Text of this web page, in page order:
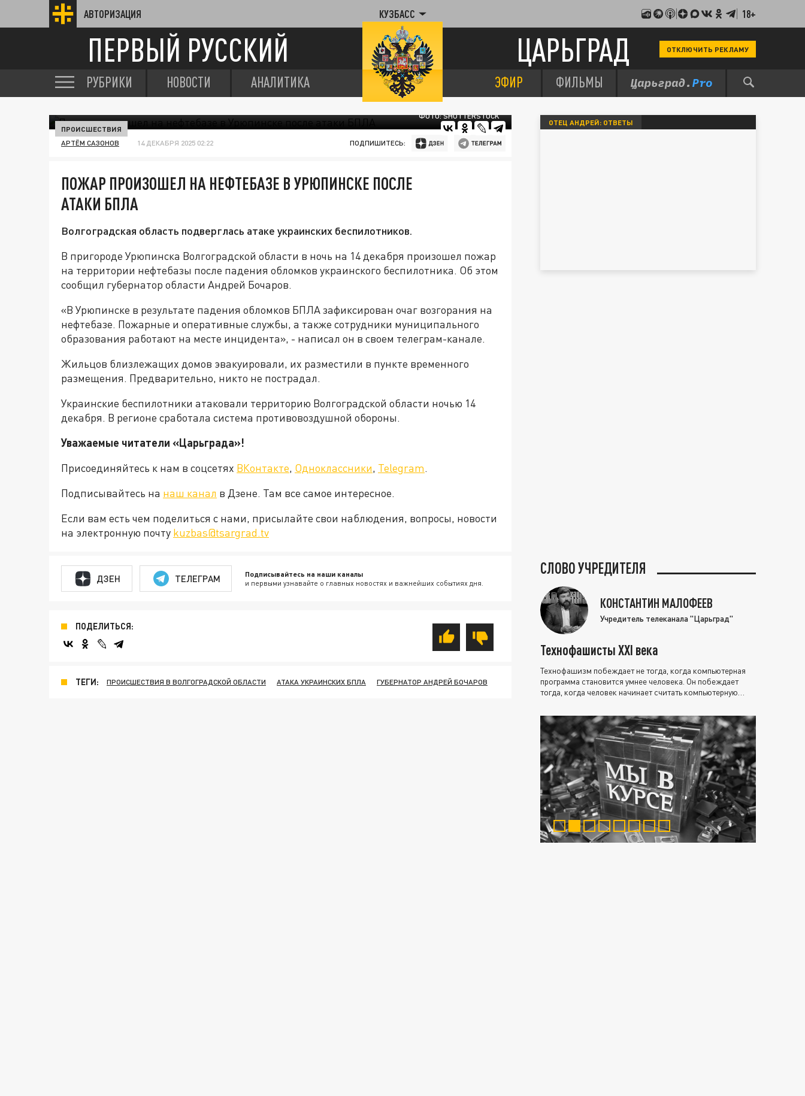
АВТОРИЗАЦИЯ КУЗБАСС 18+
ПЕРВЫЙ РУССКИЙ ЦАРЬГРАД ОТКЛЮЧИТЬ РЕКЛАМУ
РУБРИКИ НОВОСТИ АНАЛИТИКА ЭФИР ФИЛЬМЫ
ФОТО: SHUTTERSTOCK
ПРОИСШЕСТВИЯ
АРТЁМ САЗОНОВ 14 ДЕКАБРЯ 2025 02:22 ПОДПИШИТЕСЬ:
ПОЖАР ПРОИЗОШЕЛ НА НЕФТЕБАЗЕ В УРЮПИНСКЕ ПОСЛЕ
АТАКИ БПЛА
Волгоградская область подверглась атаке украинских беспилотников.
В пригороде Урюпинска Волгоградской области в ночь на 14 декабря произошел пожар
на территории нефтебазы после падения обломков украинского беспилотника. Об этом
сообщил губернатор области Андрей Бочаров.
«В Урюпинске в результате падения обломков БПЛА зафиксирован очаг возгорания на
нефтебазе. Пожарные и оперативные службы, а также сотрудники муниципального
образования работают на месте инцидента», - написал он в своем телеграм-канале.
Жильцов близлежащих домов эвакуировали, их разместили в пункте временного
размещения. Предварительно, никто не пострадал.
Украинские беспилотники атаковали территорию Волгоградской области ночью 14
декабря. В регионе сработала система противовоздушной обороны.
Уважаемые читатели «Царьграда»!
Присоединяйтесь к нам в соцсетях ВКонтакте, Одноклассники, Telegram.
Подписывайтесь на наш канал в Дзене. Там все самое интересное.
Если вам есть чем поделиться с нами, присылайте свои наблюдения, вопросы, новости
на электронную почту kuzbas@tsargrad.tv
ДЗЕН ТЕЛЕГРАМ Подписывайтесь на наши каналы
и первыми узнавайте о главных новостях и важнейших событиях дня.
ПОДЕЛИТЬСЯ:
ТЕГИ: ПРОИСШЕСТВИЯ В ВОЛГОГРАДСКОЙ ОБЛАСТИ АТАКА УКРАИНСКИХ БПЛА ГУБЕРНАТОР АНДРЕЙ БОЧАРОВ
ОТЕЦ АНДРЕЙ: ОТВЕТЫ
СЛОВО УЧРЕДИТЕЛЯ
КОНСТАНТИН МАЛОФЕЕВ
Учредитель телеканала "Царьград"
Технофашисты XXI века
Технофашизм побеждает не тогда, когда компьютерная
программа становится умнее человека. Он побеждает
тогда, когда человек начинает считать компьютерную